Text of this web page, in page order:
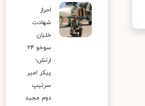
احراز
شهادت
خلبان
سوخو ۲۴
ارتش؛
پیکر امیر
سرتیپ
دوم مجید